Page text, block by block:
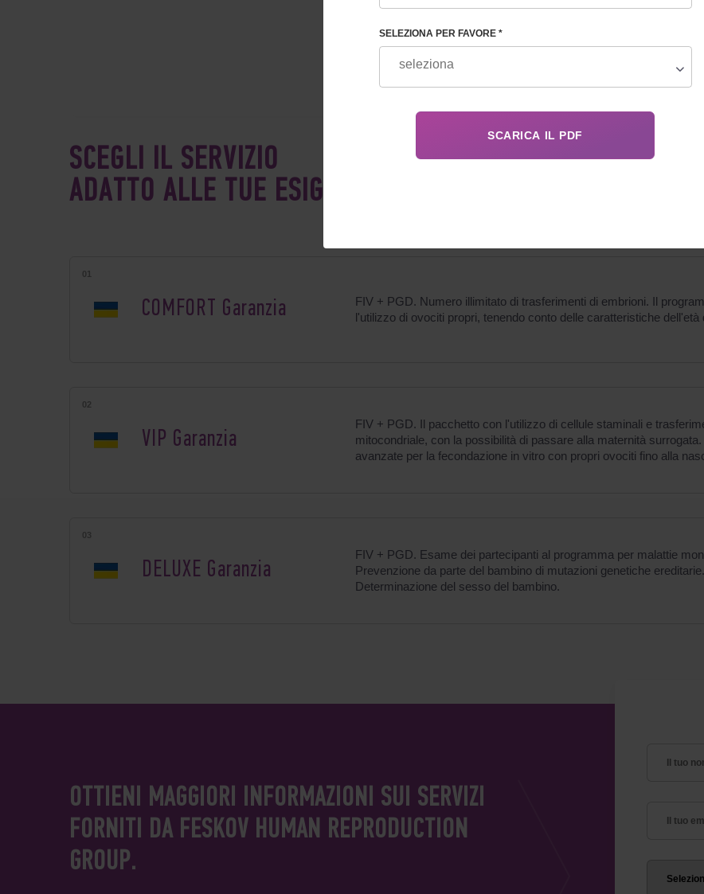
SCEGLI IL SERVIZIO
ADATTO ALLE TUE ESIGENZE
СOMFORT Garanzia
FIV + PGD. Numero illimitato di trasferimenti di embrioni. Il
l'utilizzo di ovociti propri, tenendo conto delle caratteristiche dell'età
VIP Garanzia
FIV + PGD. Il pacchetto con l'utilizzo di cellule staminali e
mitocondriale, con la possibilità di passare alla maternità
avanzate per la fecondazione in vitro con propri ovociti fino alla
DELUXE Garanzia
FIV + PGD. Esame dei partecipanti al programma per malattie
Prevenzione da parte del bambino di mutazioni genetiche ereditarie.
Determinazione del sesso del bambino.
OTTIENI MAGGIORI INFORMAZIONI SUI SERVIZI
FORNITI DA FESKOV HUMAN REPRODUCTION
GROUP.
SELEZIONA PER FAVORE *